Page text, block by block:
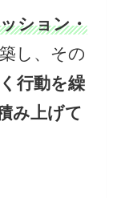
ション・
し、その
行動を繰
み上げて